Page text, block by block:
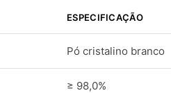
ESPECIFICAÇÃO
Pó cristalino branco
≥ 98,0%